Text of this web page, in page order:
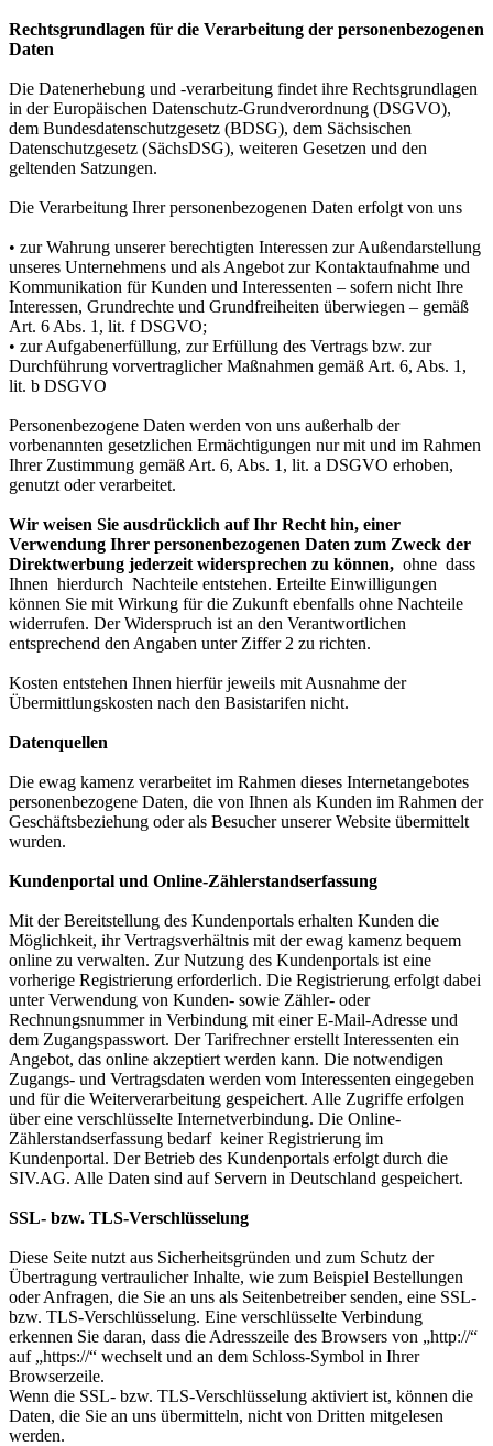
Rechtsgrundlagen für die Verarbeitung der personenbezogenen
Daten
Die Datenerhebung und -verarbeitung findet ihre Rechtsgrundlagen
in der Europäischen Datenschutz-Grundverordnung (DSGVO),
dem Bundesdatenschutzgesetz (BDSG), dem Sächsischen
Datenschutzgesetz (SächsDSG), weiteren Gesetzen und den
geltenden Satzungen.
Die Verarbeitung Ihrer personenbezogenen Daten erfolgt von uns
• zur Wahrung unserer berechtigten Interessen zur Außendarstellung
unseres Unternehmens und als Angebot zur Kontaktaufnahme und
Kommunikation für Kunden und Interessenten – sofern nicht Ihre
Interessen, Grundrechte und Grundfreiheiten überwiegen – gemäß
Art. 6 Abs. 1, lit. f DSGVO;
• zur Aufgabenerfüllung, zur Erfüllung des Vertrags bzw. zur
Durchführung vorvertraglicher Maßnahmen gemäß Art. 6, Abs. 1,
lit. b DSGVO
Personenbezogene Daten werden von uns außerhalb der
vorbenannten gesetzlichen Ermächtigungen nur mit und im Rahmen
Ihrer Zustimmung gemäß Art. 6, Abs. 1, lit. a DSGVO erhoben,
genutzt oder verarbeitet.
Wir weisen Sie ausdrücklich auf Ihr Recht hin, einer
Verwendung Ihrer personenbezogenen Daten zum Zweck der
Direktwerbung jederzeit widersprechen zu können, ohne dass
Ihnen hierdurch Nachteile entstehen. Erteilte Einwilligungen
können Sie mit Wirkung für die Zukunft ebenfalls ohne Nachteile
widerrufen. Der Widerspruch ist an den Verantwortlichen
entsprechend den Angaben unter Ziffer 2 zu richten.
Kosten entstehen Ihnen hierfür jeweils mit Ausnahme der
Übermittlungskosten nach den Basistarifen nicht.
Datenquellen
Die ewag kamenz verarbeitet im Rahmen dieses Internetangebotes
personenbezogene Daten, die von Ihnen als Kunden im Rahmen der
Geschäftsbeziehung oder als Besucher unserer Website übermittelt
wurden.
Kundenportal und Online-Zählerstandserfassung
Mit der Bereitstellung des Kundenportals erhalten Kunden die
Möglichkeit, ihr Vertragsverhältnis mit der ewag kamenz bequem
online zu verwalten. Zur Nutzung des Kundenportals ist eine
vorherige Registrierung erforderlich. Die Registrierung erfolgt dabei
unter Verwendung von Kunden- sowie Zähler- oder
Rechnungsnummer in Verbindung mit einer E-Mail-Adresse und
dem Zugangspasswort. Der Tarifrechner erstellt Interessenten ein
Angebot, das online akzeptiert werden kann. Die notwendigen
Zugangs- und Vertragsdaten werden vom Interessenten eingegeben
und für die Weiterverarbeitung gespeichert. Alle Zugriffe erfolgen
über eine verschlüsselte Internetverbindung. Die Online-
Zählerstandserfassung bedarf keiner Registrierung im
Kundenportal. Der Betrieb des Kundenportals erfolgt durch die
SIV.AG. Alle Daten sind auf Servern in Deutschland gespeichert.
SSL- bzw. TLS-Verschlüsselung
Diese Seite nutzt aus Sicherheitsgründen und zum Schutz der
Übertragung vertraulicher Inhalte, wie zum Beispiel Bestellungen
oder Anfragen, die Sie an uns als Seitenbetreiber senden, eine SSL-
bzw. TLS-Verschlüsselung. Eine verschlüsselte Verbindung
erkennen Sie daran, dass die Adresszeile des Browsers von „http://“
auf „https://“ wechselt und an dem Schloss-Symbol in Ihrer
Browserzeile.
Wenn die SSL- bzw. TLS-Verschlüsselung aktiviert ist, können die
Daten, die Sie an uns übermitteln, nicht von Dritten mitgelesen
werden.